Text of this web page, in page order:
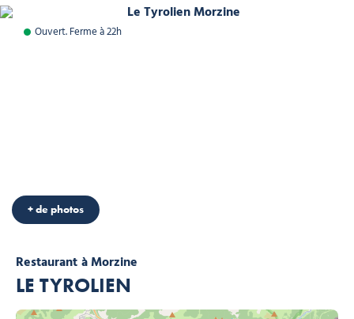
Restaurantà Morzine
LE TYROLIEN
Le Tyrolien Morzine, © Le Tyrolien
+ de photos
Ouvert. Ferme à 22h